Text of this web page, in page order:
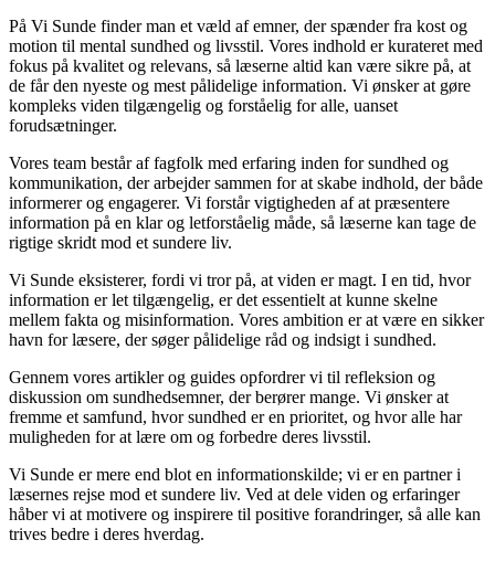
På Vi Sunde finder man et væld af emner, der spænder fra kost og
motion til mental sundhed og livsstil. Vores indhold er kurateret med
fokus på kvalitet og relevans, så læserne altid kan være sikre på, at
de får den nyeste og mest pålidelige information. Vi ønsker at gøre
kompleks viden tilgængelig og forståelig for alle, uanset
forudsætninger.
Vores team består af fagfolk med erfaring inden for sundhed og
kommunikation, der arbejder sammen for at skabe indhold, der både
informerer og engagerer. Vi forstår vigtigheden af at præsentere
information på en klar og letforståelig måde, så læserne kan tage de
rigtige skridt mod et sundere liv.
Vi Sunde eksisterer, fordi vi tror på, at viden er magt. I en tid, hvor
information er let tilgængelig, er det essentielt at kunne skelne
mellem fakta og misinformation. Vores ambition er at være en sikker
havn for læsere, der søger pålidelige råd og indsigt i sundhed.
Gennem vores artikler og guides opfordrer vi til refleksion og
diskussion om sundhedsemner, der berører mange. Vi ønsker at
fremme et samfund, hvor sundhed er en prioritet, og hvor alle har
muligheden for at lære om og forbedre deres livsstil.
Vi Sunde er mere end blot en informationskilde; vi er en partner i
læsernes rejse mod et sundere liv. Ved at dele viden og erfaringer
håber vi at motivere og inspirere til positive forandringer, så alle kan
trives bedre i deres hverdag.